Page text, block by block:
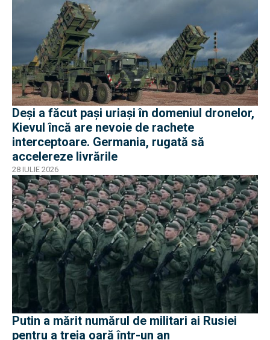
Deși a făcut pași uriași în domeniul dronelor,
Kievul încă are nevoie de rachete
interceptoare. Germania, rugată să
accelereze livrările
28 IULIE 2026
Putin a mărit numărul de militari ai Rusiei
pentru a treia oară într-un an